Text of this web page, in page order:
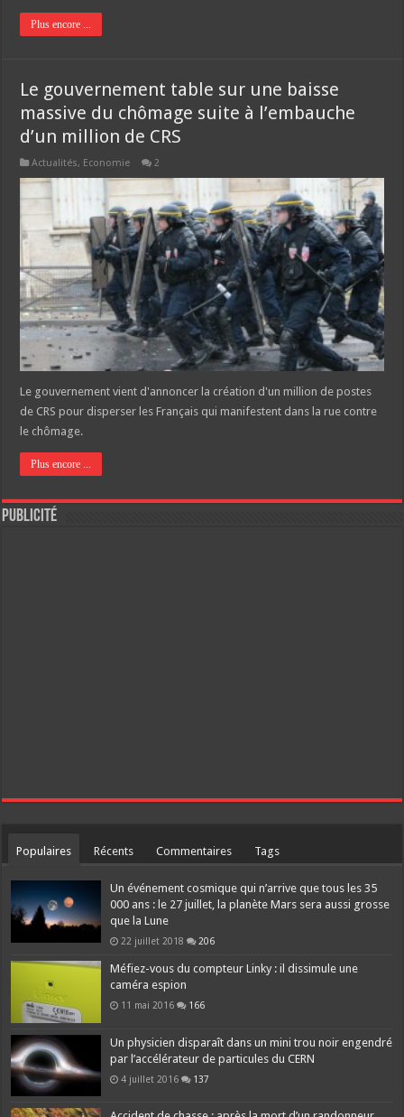
Plus encore ...
Le gouvernement table sur une baisse
massive du chômage suite à l’embauche
d’un million de CRS
Actualités, Economie 2
Le gouvernement vient d'annoncer la création d'un million de postes
de CRS pour disperser les Français qui manifestent dans la rue contre
le chômage.
Plus encore ...
Publicité
Populaires Récents Commentaires Tags
Un événement cosmique qui n’arrive que tous les 35
000 ans : le 27 juillet, la planète Mars sera aussi grosse
que la Lune
22 juillet 2018 206
Méfiez-vous du compteur Linky : il dissimule une
caméra espion
11 mai 2016 166
Un physicien disparaît dans un mini trou noir engendré
par l’accélérateur de particules du CERN
4 juillet 2016 137